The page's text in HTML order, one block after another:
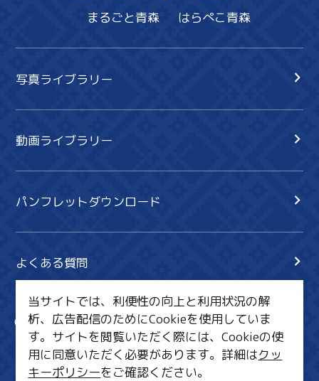
まるごと青森 はらぺこ青森
写真ライブラリー
動画ライブラリー
パンフレットダウンロード
よくある質問
サイト内検索
共有
行きたいリスト
当サイトでは、利便性の向上と利用状況の解
析、広告配信のためにCookieを使用していま
す。サイトを閲覧いただく際には、Cookieの使
用に同意いただく必要があります。詳細はクッ
キーポリシーをご確認ください。